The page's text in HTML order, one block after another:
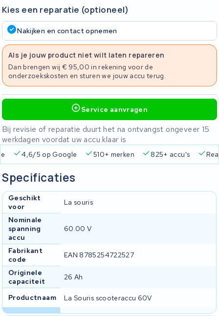
Kies een reparatie (optioneel)
Nakijken en contact opnemen
Als je jouw product niet wilt laten repareren
Dan brengen wij € 95,00 in rekening voor de
onderzoekskosten en sturen we jouw accu terug.
Service aanvragen
Bij revisie of reparatie duurt het na ontvangst ongeveer 15
werkdagen voordat uw accu klaar is
4,6/5 op Google 510+ merken 825+ accu's
Specificaties
Geschikt
voor
La souris
Nominale
spanning
accu
60.00 V
Fabrikant
code
EAN 8785254722527
Originele
capaciteit
26 Ah
Productnaam La Souris scooteraccu 60V